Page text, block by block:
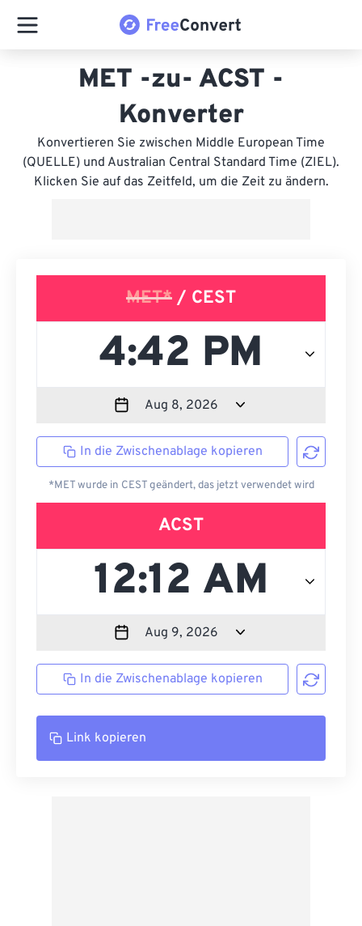
MET -zu- ACST -
Konverter
Konvertieren Sie zwischen Middle European Time
(QUELLE) und Australian Central Standard Time (ZIEL).
Klicken Sie auf das Zeitfeld, um die Zeit zu ändern.
MET* / CEST
In die Zwischenablage kopieren
*MET wurde in CEST geändert, das jetzt verwendet wird
ACST
In die Zwischenablage kopieren
Link kopieren